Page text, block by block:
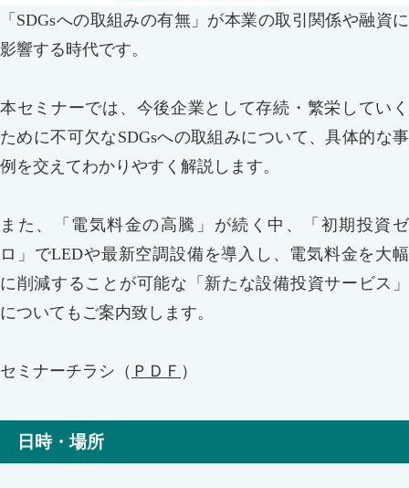
「SDGsへの取組みの有無」が本業の取引関係や融資に
影響する時代です。
本セミナーでは、今後企業として存続・繁栄していく
ために不可欠なSDGsへの取組みについて、具体的な事
例を交えてわかりやすく解説します。
また、「電気料金の高騰」が続く中、「初期投資ゼ
ロ」でLEDや最新空調設備を導入し、電気料金を大幅
に削減することが可能な「新たな設備投資サービス」
についてもご案内致します。
セミナーチラシ（ ＰＤＦ ）
日時・場所